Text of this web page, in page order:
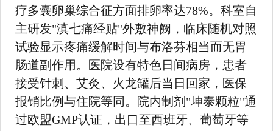
疗多囊卵巢综合征方面排卵率达78%。科室自
主研发"滇七痛经贴"外敷神阙，临床随机对照
试验显示疼痛缓解时间与布洛芬相当而无胃
肠道副作用。医院设有特色日间病房，患者
接受针刺、艾灸、火龙罐后当日回家，医保
报销比例与住院等同。院内制剂"坤泰颗粒"通
过欧盟GMP认证，出口至西班牙、葡萄牙等